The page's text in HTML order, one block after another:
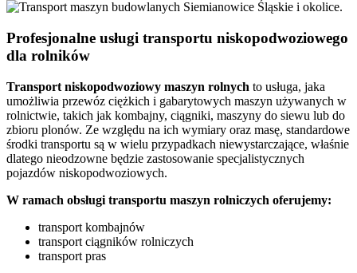
Profesjonalne usługi transportu niskopodwoziowego
dla rolników
Transport niskopodwoziowy maszyn rolnych to usługa, jaka
umożliwia przewóz ciężkich i gabarytowych maszyn używanych w
rolnictwie, takich jak kombajny, ciągniki, maszyny do siewu lub do
zbioru plonów. Ze względu na ich wymiary oraz masę, standardowe
środki transportu są w wielu przypadkach niewystarczające, właśnie
dlatego nieodzowne będzie zastosowanie specjalistycznych
pojazdów niskopodwoziowych.
W ramach obsługi transportu maszyn rolniczych oferujemy:
transport kombajnów
transport ciągników rolniczych
transport pras